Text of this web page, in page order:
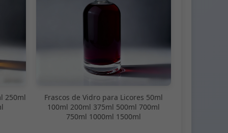
250ml
Frascos de Vidro para Licores 50ml
100ml 200ml 375ml 500ml 700ml
750ml 1000ml 1500ml